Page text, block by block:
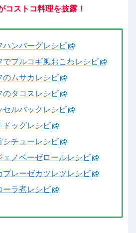
ストコ料理を披露！
ハンバーグレシピ
でプルコギ風おこわレシピ
のムサカレシピ
のタコスレシピ
セルバックレシピ
ドッグレシピ
シチューレシピ
ェノベーゼロールレシピ
プレーゼカツレツレシピ
ーラ煮レシピ